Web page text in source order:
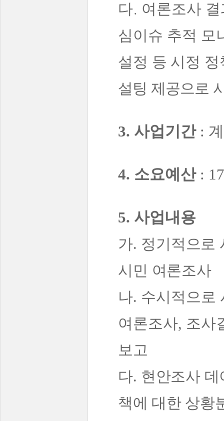
다. 여론조사
심이슈 추적 모
설정 등 시정 정
설팅 제공으로
3. 사업기간 :
4. 소요예산 :
5. 사업내용
가. 정기적으로
시민 여론조사
나. 수시적으로
여론조사, 조사
보고
다. 현안조사
책에 대한 상황